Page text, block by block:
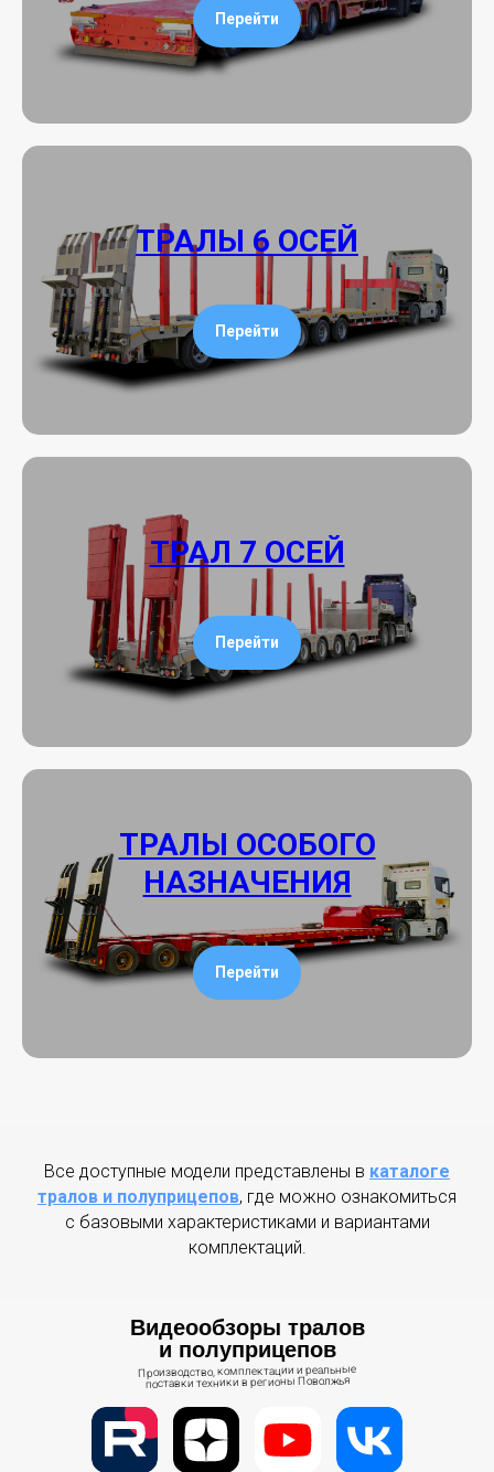
Перейти
ТРАЛЫ 6 ОСЕЙ
Перейти
ТРАЛ 7 ОСЕЙ
Перейти
ТРАЛЫ ОСОБОГО
НАЗНАЧЕНИЯ
Перейти
Все доступные модели представлены в каталоге
тралов и полуприцепов, где можно ознакомиться
с базовыми характеристиками и вариантами
комплектаций.
Видеообзоры тралов
и полуприцепов
Производство, комплектации и реальные
поставки техники в регионы Поволжья